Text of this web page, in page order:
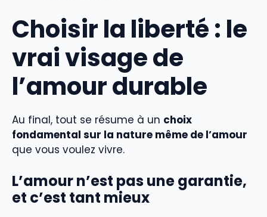
Choisir la liberté : le
vrai visage de
l’amour durable
Au final, tout se résume à un choix
fondamental sur la nature même de l’amour
que vous voulez vivre.
L’amour n’est pas une garantie,
et c’est tant mieux